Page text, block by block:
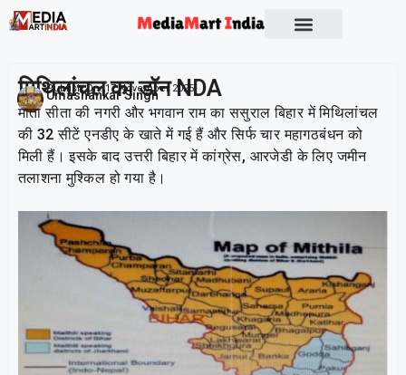
मिथिलांचल का डॉन NDA
Umashankar Singh
Publish On: 17 November 2025
माता सीता की नगरी और भगवान राम का ससुराल बिहार में मिथिलांचल
की 32 सीटें एनडीए के खाते में गई हैं और सिर्फ चार महागठबंधन को
मिली हैं। इसके बाद उत्तरी बिहार में कांग्रेस, आरजेडी के लिए जमीन
तलाशना मुश्किल हो गया है।